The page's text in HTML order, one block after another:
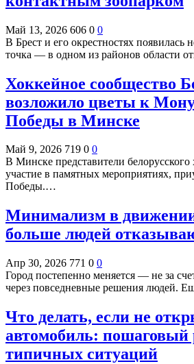
Май 13, 2026 606 0 0
В Брест и его окрестностях появилась
точка — в одном из районов области
Хоккейное сообщество
возложило цветы к
Победы в Минске
Май 9, 2026 719 0 0
В Минске представители белорусского
участие в памятных мероприятиях,
Победы.…
Минимализм в
больше людей
Апр 30, 2026 771 0 0
Город постепенно меняется — не за
через повседневные решения людей.
Что делать, если не
автомобиль: пошаговый
типичных ситуаций